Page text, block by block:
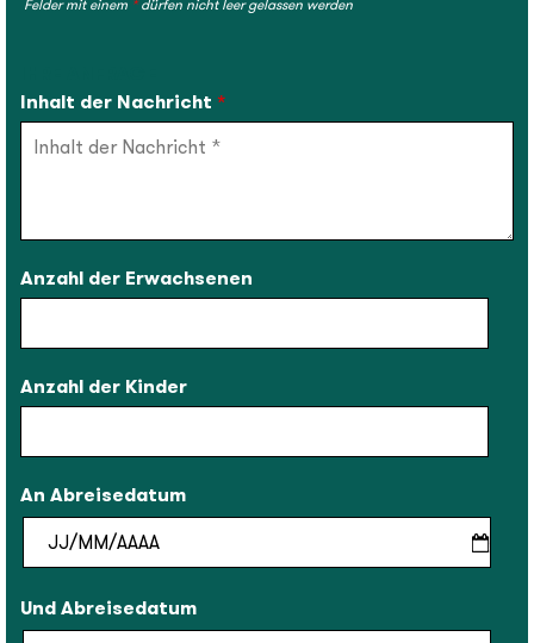
Felder mit einem *dürfen nicht leer gelassen werden
Inhalt der Nachricht *
Anzahl der Erwachsenen
Anzahl der Kinder
An Abreisedatum
Und Abreisedatum